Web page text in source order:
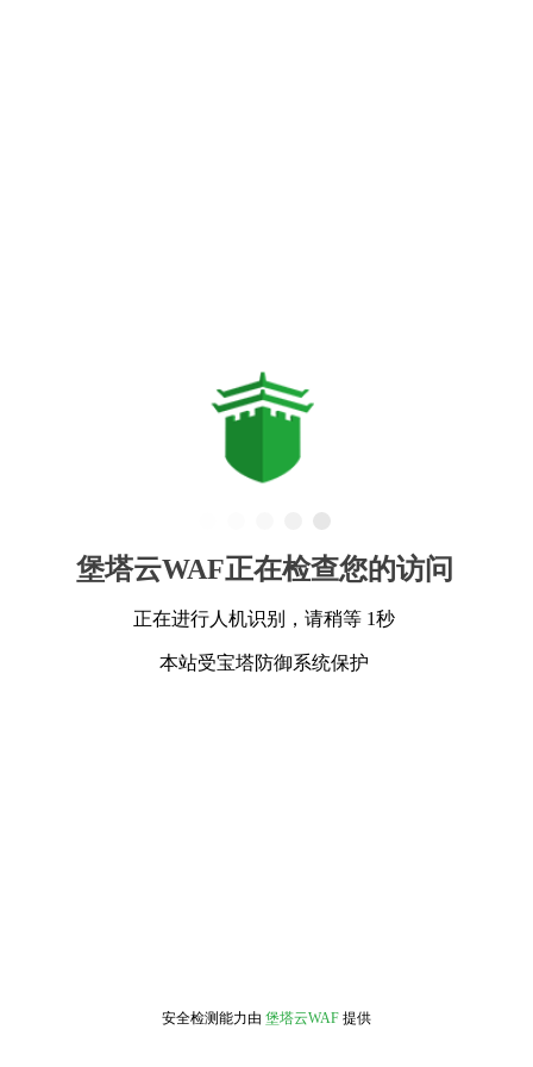
堡塔云WAF正在检查您的访问
正在进行人机识别，请稍等 1秒
本站受宝塔防御系统保护
安全检测能力由 堡塔云WAF 提供